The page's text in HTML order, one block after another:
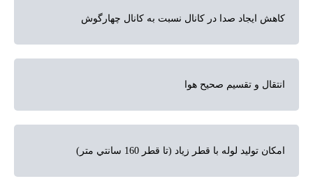
کاهش ایجاد صدا در کانال نسبت به کانال چهارگوش
انتقال و تقسیم صحیح هوا
امکان تولید لوله با قطر زیاد (تا قطر 160 سانتي متر)